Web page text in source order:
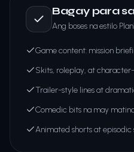
Bagay para
Ang boses na estilo
Game content: mission
Skits, roleplay, at
Trailer-style lines at
Comedic bits na may
Animated shorts at